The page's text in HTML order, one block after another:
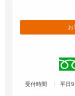
お
受付時間 平日9